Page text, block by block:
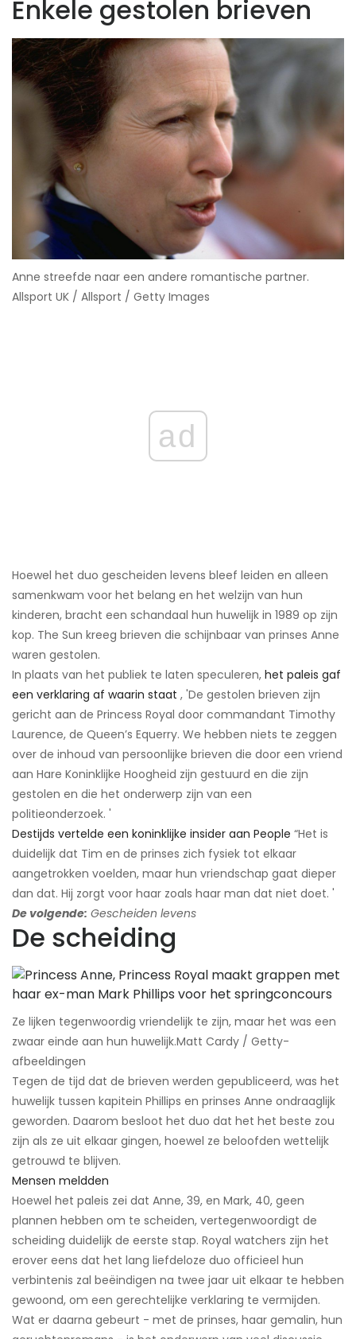
Enkele gestolen brieven
Anne streefde naar een andere romantische partner.​
Allsport UK / Allsport / Getty Images
ad
Hoewel het duo gescheiden levens bleef leiden en alleen
samenkwam voor het belang en het welzijn van hun
kinderen, bracht een schandaal hun huwelijk in 1989 op zijn
kop. The Sun kreeg brieven die schijnbaar van prinses Anne
waren gestolen.
In plaats van het publiek te laten speculeren, het paleis gaf
een verklaring af waarin staat , 'De gestolen brieven zijn
gericht aan de Princess Royal door commandant Timothy
Laurence, de Queen’s Equerry. We hebben niets te zeggen
over de inhoud van persoonlijke brieven die door een vriend
aan Hare Koninklijke Hoogheid zijn gestuurd en die zijn
gestolen en die het onderwerp zijn van een
politieonderzoek. '
Destijds vertelde een koninklijke insider aan People “Het is
duidelijk dat Tim en de prinses zich fysiek tot elkaar
aangetrokken voelden, maar hun vriendschap gaat dieper
dan dat. Hij zorgt voor haar zoals haar man dat niet doet. '
De volgende: Gescheiden levens
De scheiding
Ze lijken tegenwoordig vriendelijk te zijn, maar het was een
zwaar einde aan hun huwelijk.​Matt Cardy / Getty-
afbeeldingen
Tegen de tijd dat de brieven werden gepubliceerd, was het
huwelijk tussen kapitein Phillips en prinses Anne ondraaglijk
geworden. Daarom besloot het duo dat het het beste zou
zijn als ze uit elkaar gingen, hoewel ze beloofden wettelijk
getrouwd te blijven.
Mensen meldden
Hoewel het paleis zei dat Anne, 39, en Mark, 40, geen
plannen hebben om te scheiden, vertegenwoordigt de
scheiding duidelijk de eerste stap. Royal watchers zijn het
erover eens dat het lang liefdeloze duo officieel hun
verbintenis zal beëindigen na twee jaar uit elkaar te hebben
gewoond, om een ​​gerechtelijke verklaring te vermijden.
Wat er daarna gebeurt - met de prinses, haar gemalin, hun